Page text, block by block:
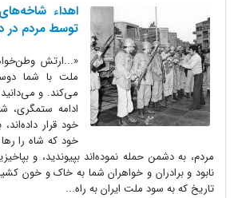
اهداء
توسط مردم در
«...ارتش وطن‌خواه
ملت با شما
می‌کند. و می‌دانید
ادامه ستمگری،
خود قرار داده‌اند،
خود که شاه را رها
مردم، به دشمن حمله نموده‌اند بپیوندید، و
نابود و برادران و خواهران شما به خاک و خون
تاریخ که به سود ملت ایران به‌ راه...